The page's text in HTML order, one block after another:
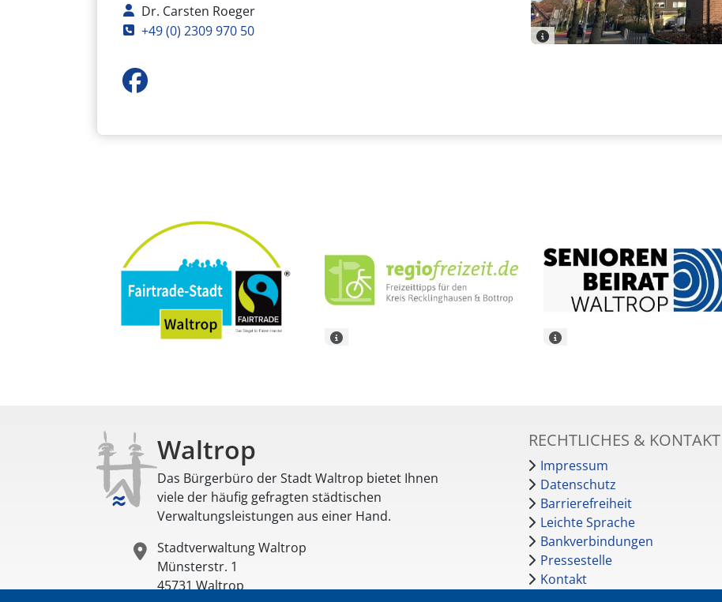
Kontaktperson
Dr. Carsten Roeger
Telefon
+49 (0) 2309 970 50
Waltrop
Das Bürgerbüro der Stadt Waltrop bietet Ihnen
viele der häufig gefragten städtischen
Verwaltungsleistungen aus einer Hand.
Stadtverwaltung Waltrop
Münsterstr. 1
45731Waltrop
RECHTLICHES & KONTAKT
Impressum
Datenschutz
Barrierefreiheit
Leichte Sprache
Bankverbindungen
Pressestelle
Kontakt